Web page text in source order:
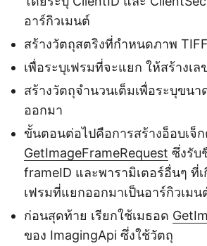
อาร์กิวเมนต์
สร้างวัตถุสตริงที่กำหนดภาพ
เพื่อระบุเฟรมที่จะแยก ให้สร้างเล
สร้างวัตถุจำนวนเต็มเพื่อระบุขน
ออกมา
ขั้นตอนต่อไปคือการสร้างอ็อบเจ็
GetImageFrameRequest ซึ่งรับ
frameID และพารามิเตอร์อื่นๆ ที่
เฟรมที่แยกออกมาเป็นอาร์กิวเมน
ก่อนสุดท้าย เรียกใช้เมธอด
ของ ImagingApi ซึ่งใช้วัตถุ